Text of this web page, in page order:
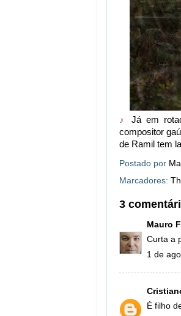
♪ Já em
compositor
de Ramil tem
Postado por
Marcadores:
3
Mauro
Curta a
1 de
É filho